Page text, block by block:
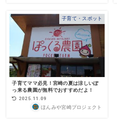
子育て・スポット
子育てママ必見！宮崎の夏は涼しいぽ
っ来る農園が無料でおすすめだよ！
2025.11.09
ほんみや宮崎プロジェクト